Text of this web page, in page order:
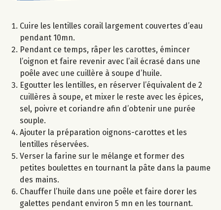
Cuire les lentilles corail largement couvertes d’eau
pendant 10mn.
Pendant ce temps, râper les carottes, émincer
l’oignon et faire revenir avec l’ail écrasé dans une
poêle avec une cuillère à soupe d’huile.
Egoutter les lentilles, en réserver l’équivalent de 2
cuillères à soupe, et mixer le reste avec les épices,
sel, poivre et coriandre afin d’obtenir une purée
souple.
Ajouter la préparation oignons-carottes et les
lentilles réservées.
Verser la farine sur le mélange et former des
petites boulettes en tournant la pâte dans la paume
des mains.
Chauffer l’huile dans une poêle et faire dorer les
galettes pendant environ 5 mn en les tournant.